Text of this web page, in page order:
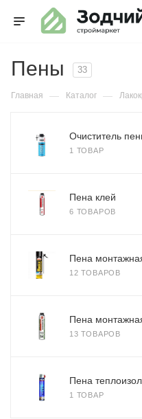
Пены 33
Главная — Каталог —
Очиститель
1 ТОВАР
Пена клей
6 ТОВАРОВ
Пена
12 ТОВАРОВ
Пена
13 ТОВАРОВ
Пена
1 ТОВАР